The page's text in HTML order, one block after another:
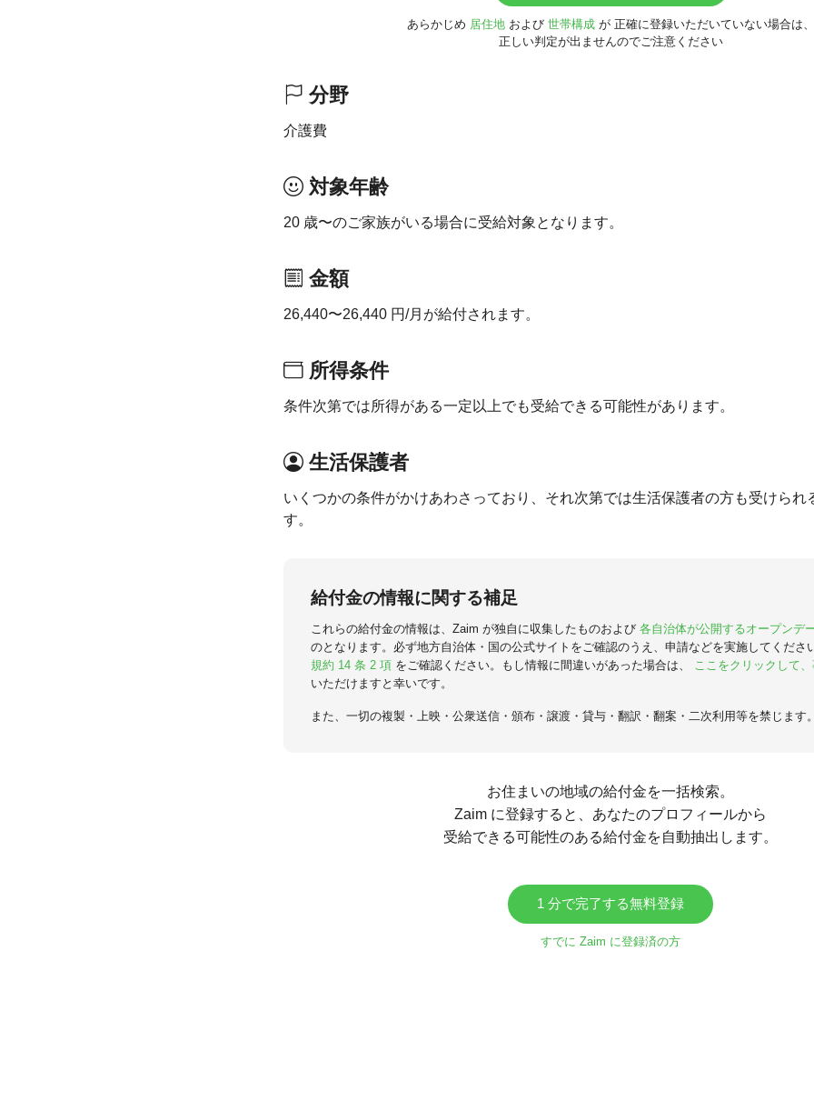
あらかじめ 居住地および 世帯構成が 正確に登録いただいていない場合は、
正しい判定が出ませんのでご注意ください
分野
介護費
対象年齢
20 歳〜のご家族がいる場合に受給対象となります。
金額
26,440〜26,440 円/月が給付されます。
所得条件
条件次第では所得がある一定以上でも受給できる可能性があります。
生活保護者
いくつかの条件がかけあわさっており、それ次第では生活保護者の方も受けられ
す。
給付金の情報に関する補足
これらの給付金の情報は、Zaim が独自に収集したものおよび 各自治体が公開するオープンデ
のとなります。必ず地方自治体・国の公式サイトをご確認のうえ、申請などを実施してくださ
規約 14 条 2 項 をご確認ください。もし情報に間違いがあった場合は、
ここをクリックして
いただけますと幸いです。
また、一切の複製・上映・公衆送信・頒布・譲渡・貸与・翻訳・翻案・二次利用等を禁じます
お住まいの地域の給付金を一括検索。
Zaim に登録すると、あなたのプロフィールから
受給できる可能性のある給付金を自動抽出します。
1 分で完了する無料登録
すでに Zaim に登録済の方